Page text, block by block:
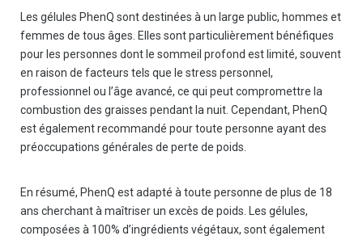
Les gélules PhenQ sont destinées à un large public, hommes et
femmes de tous âges. Elles sont particulièrement bénéfiques
pour les personnes dont le sommeil profond est limité, souvent
en raison de facteurs tels que le stress personnel,
professionnel ou l’âge avancé, ce qui peut compromettre la
combustion des graisses pendant la nuit. Cependant, PhenQ
est également recommandé pour toute personne ayant des
préoccupations générales de perte de poids.
En résumé, PhenQ est adapté à toute personne de plus de 18
ans cherchant à maîtriser un excès de poids. Les gélules,
composées à 100% d’ingrédients végétaux, sont également